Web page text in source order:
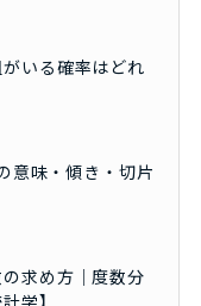
いる確率はどれ
意味・傾き・切片
求め方｜度数分
学】